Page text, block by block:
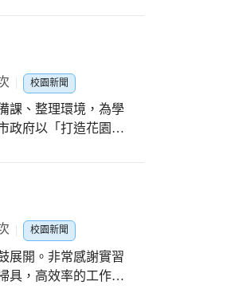
校園新聞
課、整理環境，為學
政府以「打造花園城
校園新聞
展開。非常感謝實習
具，高效率的工作態